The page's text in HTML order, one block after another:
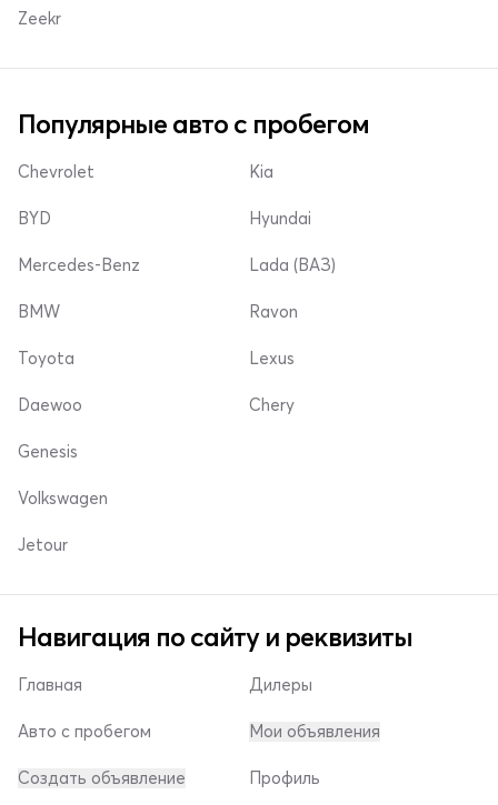
Zeekr
Популярные авто с пробегом
Chevrolet
BYD
Mercedes-Benz
Kia
Hyundai
Lada (ВАЗ)
BMW
Toyota
Daewoo
Ravon
Lexus
Chery
Genesis
Volkswagen
Jetour
Навигация по сайту и реквизиты
Главная
Авто с пробегом
Создать объявление
Дилеры
Мои объявления
Профиль